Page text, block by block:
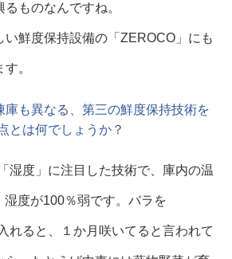
ものなんですね。
い鮮度保持設備の「ZEROCO」にも
。
も異なる、第三の鮮度保持技術を
とは何でしょうか？
湿度」に注目した技術で、庫内の温
度が100％弱です。バラを
れると、１か月咲いてると言われて